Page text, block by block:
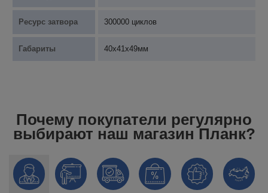
Ресурс затвора 300000 циклов
Габариты 40х41х49мм
Почему покупатели регулярно
выбирают наш магазин Планк?